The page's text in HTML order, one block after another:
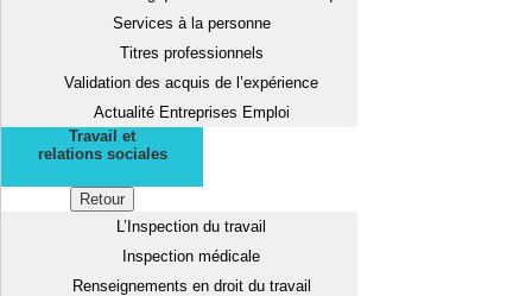
Services à la personne
Titres professionnels
Validation des acquis de l’expérience
Actualité Entreprises Emploi
Travail et
relations sociales
Retour
L’Inspection du travail
Inspection médicale
Renseignements en droit du travail